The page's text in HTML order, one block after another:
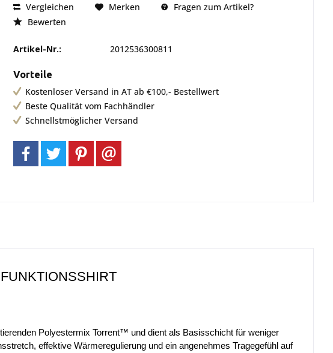
Vergleichen Merken
Fragen zum Artikel?
Bewerten
Artikel-Nr.: 2012536300811
Vorteile
Kostenloser Versand in AT ab €100,- Bestellwert
Beste Qualität vom Fachhändler
Schnellstmöglicher Versand
Polyestermix Torrent™ und dient als Basisschicht für weniger
effektive Wärmeregulierung und ein angenehmes Tragegefühl auf